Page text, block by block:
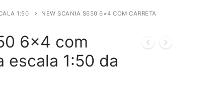
1:50
NEW SCANIA S650 6×4 COM CARRETA
6×4 com
escala 1:50 da